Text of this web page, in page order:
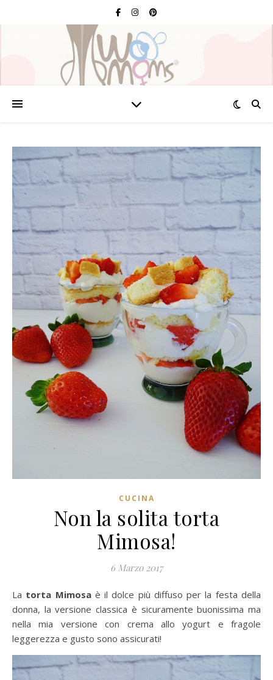
CUCINA
Non la solita torta
Mimosa!
6 Marzo 2017
La torta Mimosaè il dolce più diffuso per la festa della
donna, la versione classica è sicuramente buonissima ma
nella mia versione con crema allo yogurt e fragole
leggerezza e gusto sono assicurati!